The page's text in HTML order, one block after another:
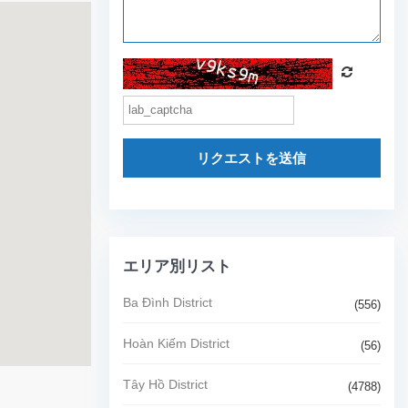
リクエストを送信
エリア別リスト
Ba Đình District (556)
Hoàn Kiếm District (56)
Tây Hồ District (4788)